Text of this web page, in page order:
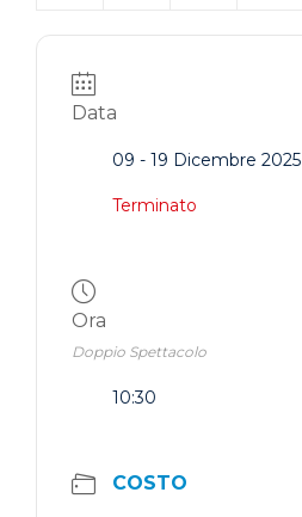
Data
09 - 19 Dicembre 2025
Terminato
Ora
Doppio Spettacolo
10:30
COSTO